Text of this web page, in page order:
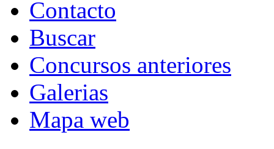
Contacto
Buscar
Concursos anteriores
Galerias
Mapa web